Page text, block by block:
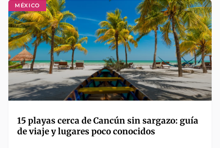
MÉXICO
15 playas cerca de Cancún sin sargazo: guía
de viaje y lugares poco conocidos